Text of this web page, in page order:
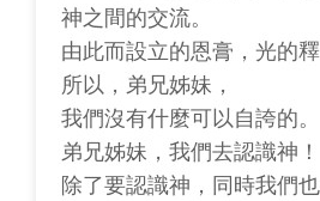
神之間的交流。
由此而設立的恩膏，光的釋
所以，弟兄姊妹，
我們沒有什麼可以自誇的。
弟兄姊妹，我們去認識神！
除了要認識神，同時我們